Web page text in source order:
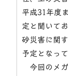
平成31年度
定と聞いて
砂災害に関
予定となっ
今回のメガ